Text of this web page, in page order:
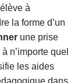
à
la forme d’un
une prise
n’importe quel
les aides